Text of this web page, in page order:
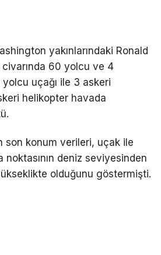
yakınlarındaki Ronald
civarında 60 yolcu ve 4
yolcu uçağı ile 3 askeri
helikopter havada
son konum verileri, uçak ile
noktasının deniz seviyesinden
olduğunu göstermişti.